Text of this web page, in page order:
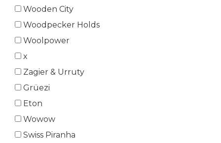
Wooden City
Woodpecker Holds
Woolpower
x
Zagier & Urruty
Grüezi
Eton
Wowow
Swiss Piranha